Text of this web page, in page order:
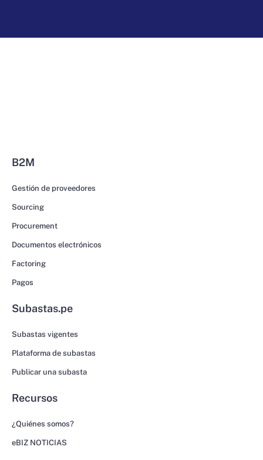
B2M
Gestión de proveedores
Sourcing
Procurement
Documentos electrónicos
Factoring
Pagos
Subastas.pe
Subastas vigentes
Plataforma de subastas
Publicar una subasta
Recursos
¿Quiénes somos?
eBIZ NOTICIAS